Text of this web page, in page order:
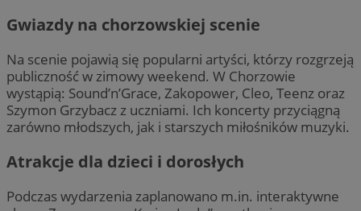
Gwiazdy na chorzowskiej scenie
Na scenie pojawią się popularni artyści, którzy rozgrzeją
publiczność w zimowy weekend. W Chorzowie
wystąpią: Sound’n’Grace, Zakopower, Cleo, Teenz oraz
Szymon Grzybacz z uczniami. Ich koncerty przyciągną
zarówno młodszych, jak i starszych miłośników muzyki.
Atrakcje dla dzieci i dorosłych
Podczas wydarzenia zaplanowano m.in. interaktywne